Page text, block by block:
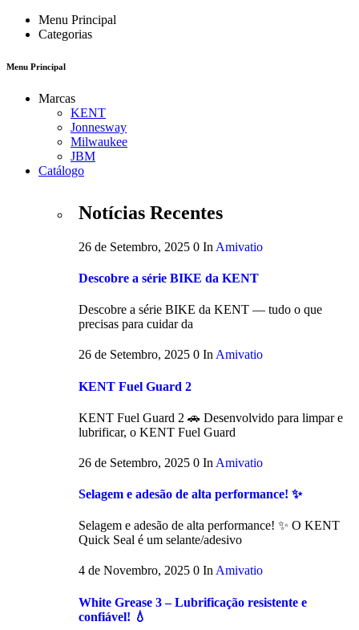
Menu Principal
Categorias
Menu Principal
Marcas
KENT
Jonnesway
Milwaukee
JBM
Catálogo
Notícias Recentes
26 de Setembro, 2025 0 In Amivatio
Descobre a série BIKE da KENT
Descobre a série BIKE da KENT — tudo o que
precisas para cuidar da
26 de Setembro, 2025 0 In Amivatio
KENT Fuel Guard 2
KENT Fuel Guard 2 🚗 Desenvolvido para limpar e
lubrificar, o KENT Fuel Guard
26 de Setembro, 2025 0 In Amivatio
Selagem e adesão de alta performance! ✨
Selagem e adesão de alta performance! ✨ O KENT
Quick Seal é um selante/adesivo
4 de Novembro, 2025 0 InAmivatio
White Grease 3 – Lubrificação resistente e
confiável! 💧